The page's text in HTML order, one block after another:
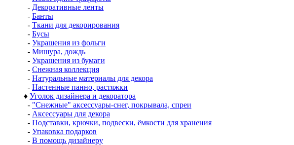
- Декоративные ленты
- Банты
- Ткани для декорирования
- Бусы
- Украшения из фольги
- Мишура, дождь
- Украшения из бумаги
- Снежная коллекция
- Натуральные материалы для декора
- Настенные панно, растяжки
♦ Уголок дизайнера и декоратора
- "Снежные" аксессуары-снег, покрывала, спреи
- Аксессуары для декора
- Подставки, крючки, подвески, ёмкости для хранения
- Упаковка подарков
- В помощь дизайнеру